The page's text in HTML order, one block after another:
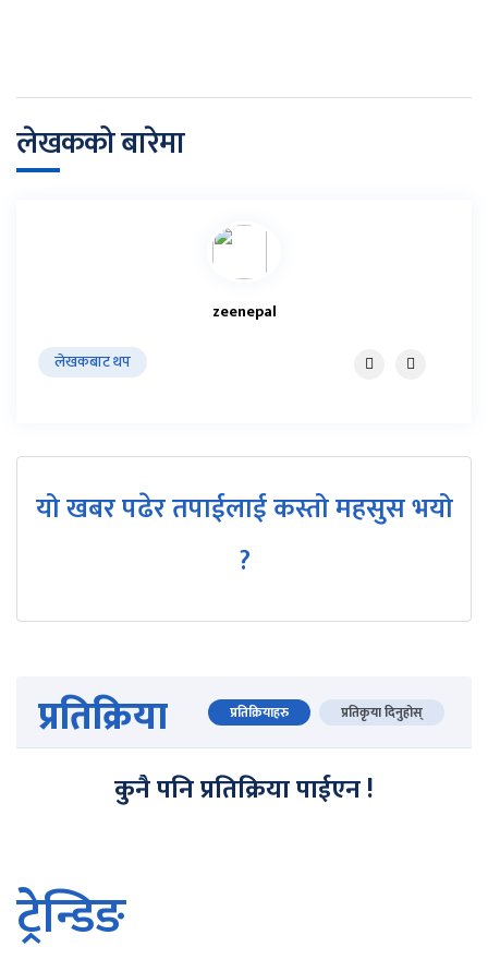
लेखकको बारेमा
zeenepal
लेखकबाट थप
यो खबर पढेर तपाईलाई कस्तो महसुस भयो
?
प्रतिक्रिया प्रतिक्रियाहरु प्रतिकृया दिनुहोस्
कुनै पनि प्रतिक्रिया पाईएन !
ट्रेन्डिङ